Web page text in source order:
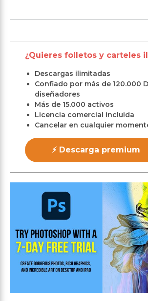
¿Quieres folletos y carteles
Descargas ilimitadas
Confiado por más de 120.000
diseñadores
Más de 15.000 activos
Licencia comercial incluida
Cancelar en cualquier
⚡ Descarga premium